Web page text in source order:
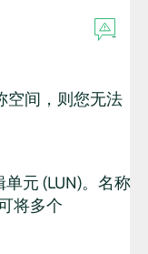
空间，则您无法
元 (LUN)。名称
将多个